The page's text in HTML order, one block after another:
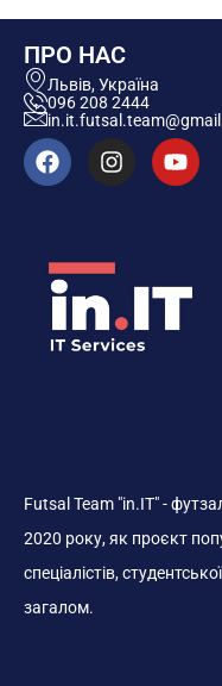
ПРО НАС
Львів, Україна
096 208 2444
Futsal Team "in.IT" -
2020 року, як проєкт
спеціалістів,
загалом.